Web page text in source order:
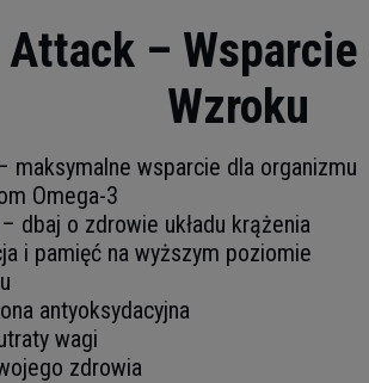
–
Wzroku
maksymalne wsparcie dla organizmu
Omega-3
– dbaj o zdrowie układu krążenia
i pamięć na wyższym poziomie
antyoksydacyjna
wagi
zdrowia